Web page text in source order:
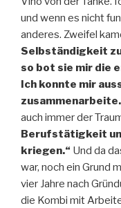
und wenn es nicht
anderes. Zweifel
Selbständigkeit
so bot sie mir die
Ich konnte mir
zusammenarbeite.
auch immer der
Berufstätigkeit
kriegen.“ Und da
war, noch ein Grund
vier Jahre nach
die Kombi mit